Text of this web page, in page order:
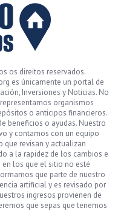
os direitos reservados.
es únicamente un portal de
Inversiones y Noticias. No
organismos
o anticipos financieros.
beneficios o ayudas. Nuestro
y contamos con un equipo
que revisan y actualizan
a la rapidez de los cambios e
los que el sitio no esté
que parte de nuestro
artificial y es revisado por
ingresos provienen de
que sepas que tenemos